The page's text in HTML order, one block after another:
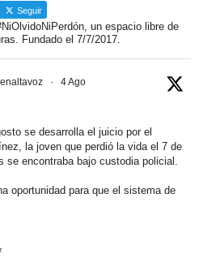
Seguir
un espacio libre de
Fundado el 7/7/2017.
· 4 Ago
se desarrolla el juicio por el
la joven que perdió la vida el 7 de
se encontraba bajo custodia policial.
oportunidad para que el sistema de